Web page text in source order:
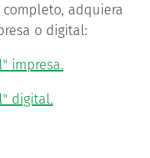
adquiera
o digital:
impresa.
digital.